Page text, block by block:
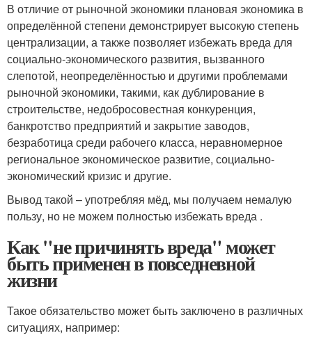
В отличие от рыночной экономики плановая экономика в
определённой степени демонстрирует высокую степень
централизации, а также позволяет избежать вреда для
социально-экономического развития, вызванного
слепотой, неопределённостью и другими проблемами
рыночной экономики, такими, как дублирование в
строительстве, недобросовестная конкуренция,
банкротство предприятий и закрытие заводов,
безработица среди рабочего класса, неравномерное
региональное экономическое развитие, социально-
экономический кризис и другие.
Вывод такой – употребляя мёд, мы получаем немалую
пользу, но не можем полностью избежать вреда .
Как "не причинять вреда" может
быть применен в повседневной
жизни
Такое обязательство может быть заключено в различных
ситуациях, например: